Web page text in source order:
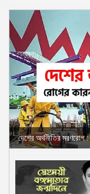
দেশের অর্থনীতির মরণরোগ